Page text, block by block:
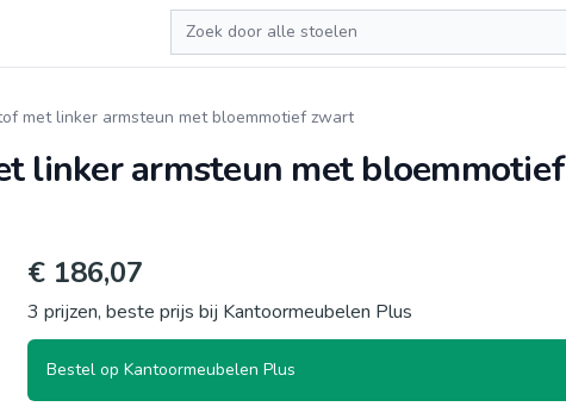
Zoeken
met linker armsteun met bloemmotief zwart
linker armsteun met bloemmotief
€ 186,07
3 prijzen, beste prijs bij Kantoormeubelen Plus
Bestel op Kantoormeubelen Plus